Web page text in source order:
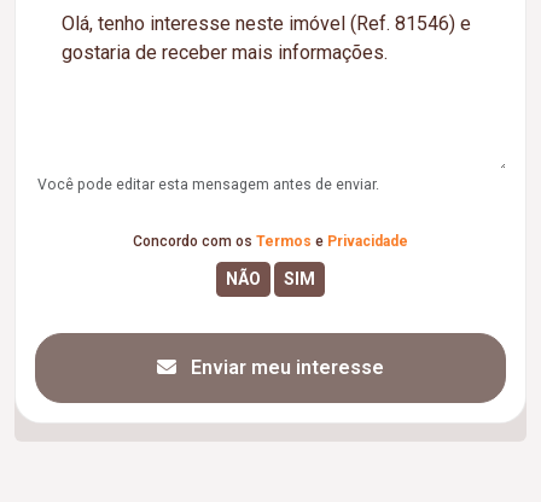
Você pode editar esta mensagem antes de enviar.
Concordo com os Termos e Privacidade
Enviar meu interesse